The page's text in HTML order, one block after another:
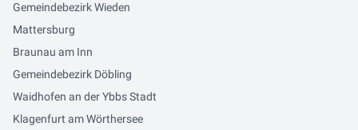
Gemeindebezirk Wieden
Mattersburg
Braunau am Inn
Gemeindebezirk Döbling
Waidhofen an der Ybbs Stadt
Klagenfurt am Wörthersee